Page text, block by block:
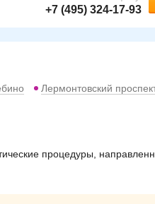
+7 (495) 324-17-93
Лермонтовский
процедуры,